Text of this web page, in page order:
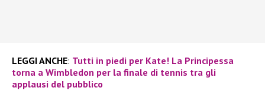
LEGGI ANCHE: Tutti in piedi per Kate! La Principessa
torna a Wimbledon per la finale di tennis tra gli
applausi del pubblico